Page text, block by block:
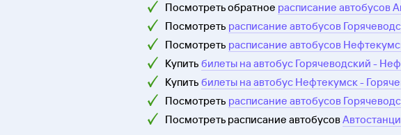
Посмотреть обратное расписание автобусов
Посмотреть расписание автобусов
Посмотреть расписание автобусов
Купить билеты на автобус Горячеводский -
Купить билеты на автобус Нефтекумск -
Посмотреть расписание автобусов
Посмотреть расписание автобусов